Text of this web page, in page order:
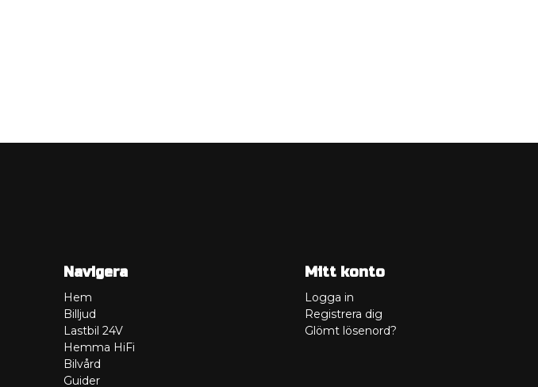
Navigera
Hem
Billjud
Lastbil 24V
Hemma HiFi
Bilvård
Guider
Mitt konto
Logga in
Registrera dig
Glömt lösenord?